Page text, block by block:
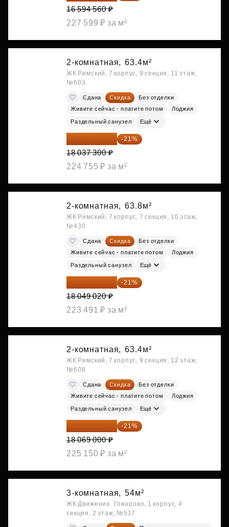
16 594 560 ₽
227 599 ₽ за м²
2-комнатная, 63.4м²
ЖК Римский, 7 корпус, 9 секция, 11 этаж,
№603
Сдана Скидка
Без отделки
Живите сейчас - платите потом
Лоджия
Раздельный санузел Ещё
14 249 467 ₽ -21%
18 037 300 ₽
224 755 ₽ за м²
2-комнатная, 63.8м²
ЖК Римский, 7 корпус, 7 секция, 10 этаж,
№430
Сдана Скидка
Без отделки
Живите сейчас - платите потом
Лоджия
Раздельный санузел Ещё
14 258 726 ₽ -21%
18 049 020 ₽
223 491 ₽ за м²
2-комнатная, 63.4м²
ЖК Римский, 7 корпус, 9 секция, 12 этаж,
№608
Сдана Скидка
Без отделки
Живите сейчас - платите потом
Лоджия
Раздельный санузел Ещё
14 274 510 ₽ -21%
18 069 000 ₽
225 150 ₽ за м²
3-комнатная, 54м²
ЖК Движение. Говорово, 1 корпус, 4
секция, 2 этаж, №517